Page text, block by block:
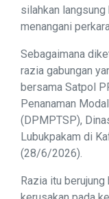
silahkan
menangani
Sebagaimana
razia gabungan
bersama Satpol
Penanaman
(DPMPTSP),
Lubukpakam di
(28/6/2026).
Razia itu